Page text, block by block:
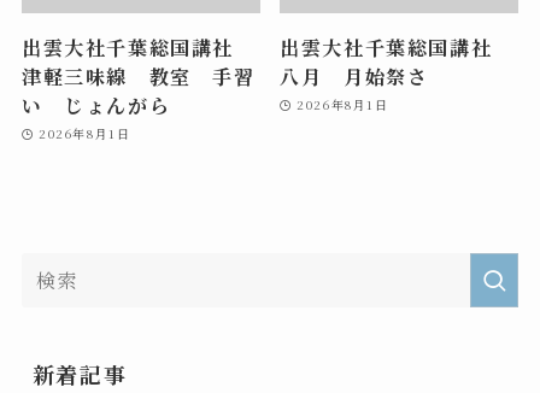
出雲大社千葉総国講社
津軽三味線 教室 手習
い じょんがら
2026年8月1日
出雲大社千葉総国講社
八月 月始祭さ
2026年8月1日
新着記事